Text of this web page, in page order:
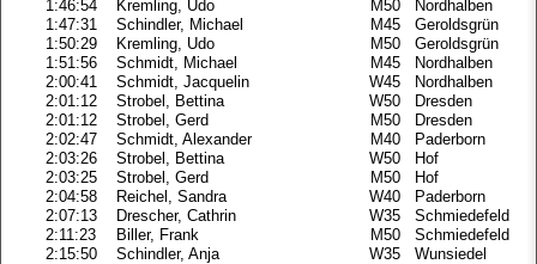
1:46:54
Kremling, Udo M50
Nordhalben
1:47:31
Schindler, Michael M45
Geroldsgrün
1:50:29
Kremling, Udo M50
Geroldsgrün
1:51:56
Schmidt, Michael M45
Nordhalben
2:00:41
Schmidt, Jacquelin W45
Nordhalben
2:01:12
Strobel, Bettina W50
Dresden
2:01:12
Strobel, Gerd M50
Dresden
2:02:47
Schmidt, Alexander M40
Paderborn
2:03:26
Strobel, Bettina W50
Hof
2:03:25
Strobel, Gerd M50
Hof
2:04:58
Reichel, Sandra W40
Paderborn
2:07:13
Drescher, Cathrin W35
Schmiedefeld
2:11:23
Biller, Frank M50
Schmiedefeld
2:15:50
Schindler, Anja W35 Wunsiedel